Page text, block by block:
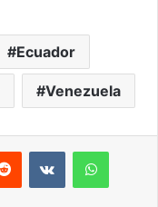
Ecuador
Venezuela
Reddit VKontakte